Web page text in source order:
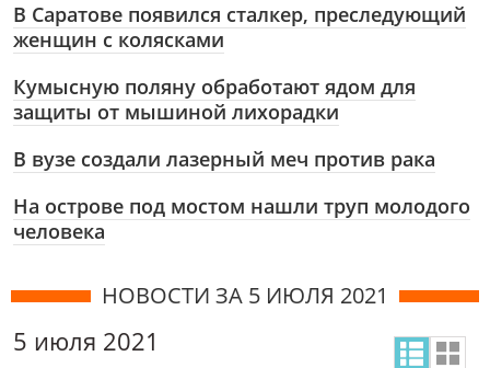
В Саратове появился сталкер, преследующий
женщин с колясками
Кумысную поляну обработают ядом для
защиты от мышиной лихорадки
В вузе создали лазерный меч против рака
На острове под мостом нашли труп молодого
человека
НОВОСТИ ЗА 5 ИЮЛЯ 2021
5 июля 2021